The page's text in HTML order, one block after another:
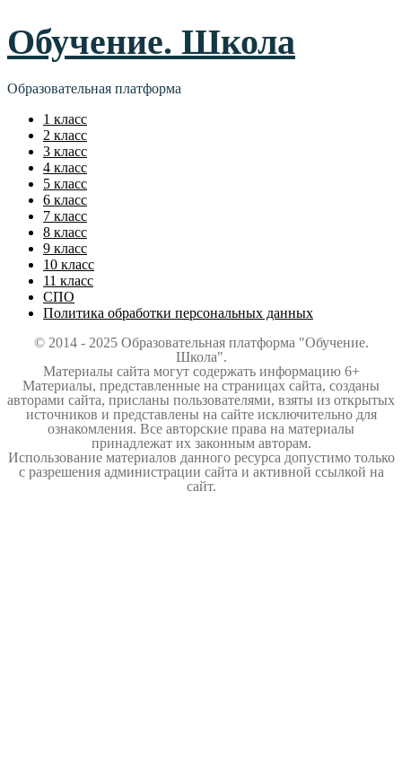
Обучение. Школа
Образовательная платформа
1 класс
2 класс
3 класс
4 класс
5 класс
6 класс
7 класс
8 класс
9 класс
10 класс
11 класс
СПО
Политика обработки персональных данных
© 2014 - 2025 Образовательная платформа "Обучение.
Школа".
Материалы сайта могут содержать информацию 6+
Материалы, представленные на страницах сайта, созданы
авторами сайта, присланы пользователями, взяты из открытых
источников и представлены на сайте исключительно для
ознакомления. Все авторские права на материалы
принадлежат их законным авторам.
Использование материалов данного ресурса допустимо только
с разрешения администрации сайта и активной ссылкой на
сайт.